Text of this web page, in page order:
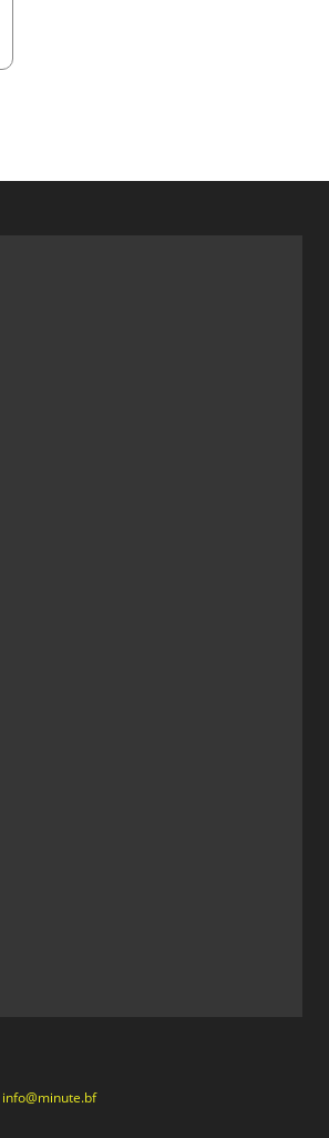
info@minute.bf